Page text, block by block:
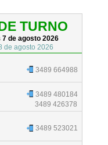
TURNO
de agosto 2026
de agosto 2026
3489 664988
3489 480184
3489 426378
3489 523021